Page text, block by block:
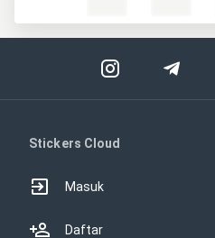
Stickers Cloud
Masuk
Daftar